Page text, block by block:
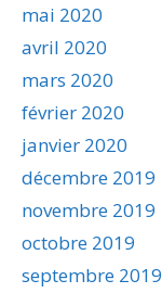
mai 2020
avril 2020
mars 2020
février 2020
janvier 2020
décembre 2019
novembre 2019
octobre 2019
septembre 2019